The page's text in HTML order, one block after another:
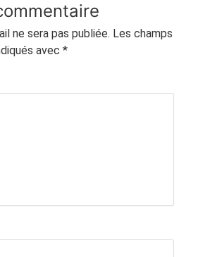
ne sera pas publiée. Les champs
avec *